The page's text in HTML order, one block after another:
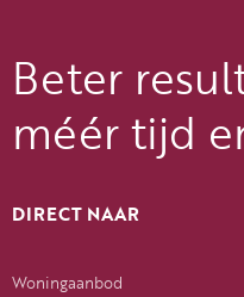
Beter
méér tijd
DIRECT NAAR
Woningaanbod